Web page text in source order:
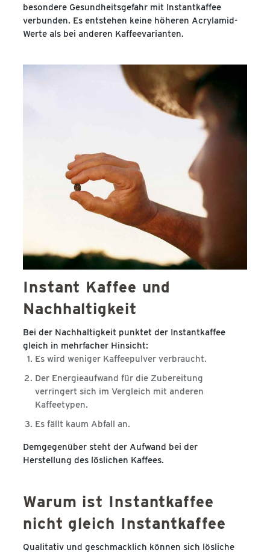
besondere Gesundheitsgefahr mit Instantkaffee
verbunden. Es entstehen keine höheren Acrylamid-
Werte als bei anderen Kaffeevarianten.
Instant Kaffee und
Nachhaltigkeit
Bei der Nachhaltigkeit punktet der Instantkaffee
gleich in mehrfacher Hinsicht:
Es wird weniger Kaffeepulver verbraucht.
Der Energieaufwand für die Zubereitung
verringert sich im Vergleich mit anderen
Kaffeetypen.
Es fällt kaum Abfall an.
Demgegenüber steht der Aufwand bei der
Herstellung des löslichen Kaffees.
Warum ist Instantkaffee
nicht gleich Instantkaffee
Qualitativ und geschmacklich können sich lösliche